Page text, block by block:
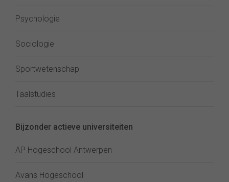
Psychologie
Sociologie
Sportwetenschap
Taalstudies
Bijzonder actieve universiteiten
AP Hogeschool Antwerpen
Avans Hogeschool